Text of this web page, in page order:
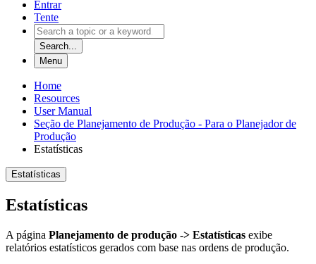
Entrar
Tente
Search...
Menu
Home
Resources
User Manual
Seção de Planejamento de Produção - Para o Planejador de
Produção
Estatísticas
Estatísticas
Estatísticas
A página Planejamento de produção -> Estatísticas exibe
relatórios estatísticos gerados com base nas ordens de produção.